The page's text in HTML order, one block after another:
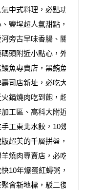
氣中式料理，必點功夫菜
、鹽埕超人氣甜點，新
河旁古早味香腸、關東
碼頭附近小點心，外皮香
鰻魚專賣店，黑鮪魚季最
壽司店新址，必吃大塊
火鍋燒肉吃到飽，超多
加工區、高科大附近，
手工東北水餃，10幾種
版超美的千層拼盤，超
羊燒肉專賣店，必吃每
快10年爆蛋紅蟳粥，百
聚會新地標，駁二復古